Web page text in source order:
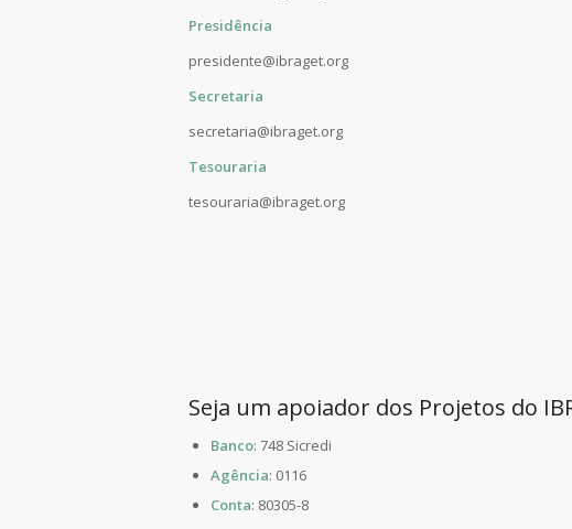
Presidência
presidente@ibraget.org
Secretaria
secretaria@ibraget.org
Tesouraria
tesouraria@ibraget.org
Seja um apoiador dos Projetos do
Banco: 748 Sicredi
Agência: 0116
Conta: 80305-8